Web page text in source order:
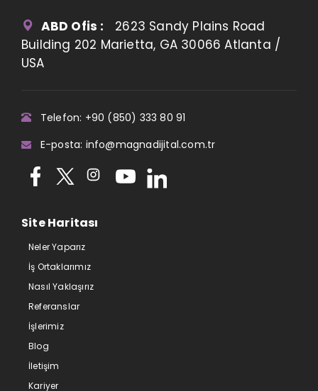
ABD Ofis : 2623 Sandy Plains Road
Building 202 Marietta, GA 30066 Atlanta /
USA
Telefon: +90 (850) 333 80 91
E-posta: info@magnadijital.com.tr
Site Haritası
Neler Yaparız
İş Ortaklarımız
Nasıl Yaklaşırız
Referanslar
İşlerimiz
Blog
İletişim
Kariyer